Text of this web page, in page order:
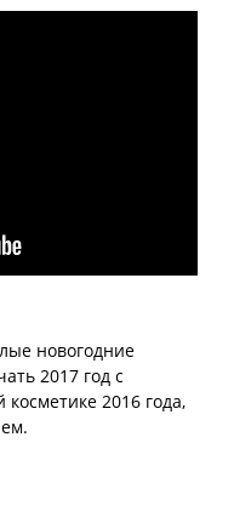
новогодние
2017 год с
2016 года,